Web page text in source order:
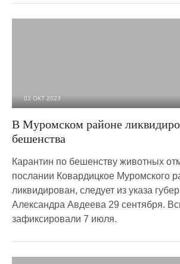
03 ОКТ 2023
В Муромском районе
бешенства
Карантин по бешенству животных
послании Ковардицкое Муромского
ликвидирован, следует из указа
Александра Авдеева 29 сентября.
зафиксировали 7 июля.